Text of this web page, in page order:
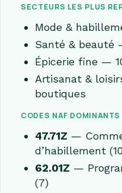
SECTEURS LES PLUS
Mode &
Santé & beauté
Épicerie fine —
Artisanat &
boutiques
CODES NAF DOMINANTS
47.71Z —
d’habillement
62.01Z —
(7)